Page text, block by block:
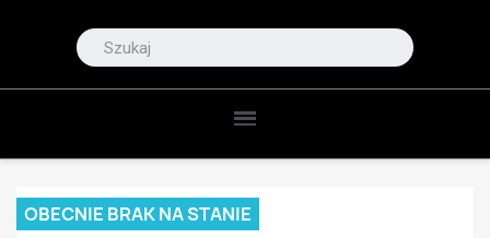
OBECNIE BRAK NA STANIE